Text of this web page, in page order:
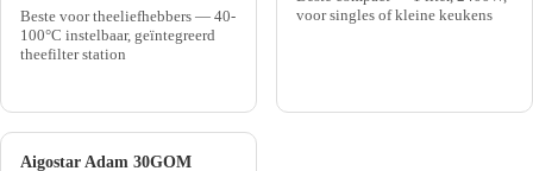
Beste voor theeliefhebbers — 40-
100°C instelbaar, geïntegreerd
theefilter station
voor singles of kleine keukens
Aigostar Adam 30GOM